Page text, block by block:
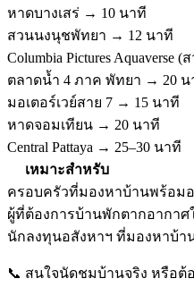
หาดบางเสร่ → 10 นาที
สวนนงนุชพัทยา → 12 นาที
Columbia Pictures
ตลาดน้ำ 4 ภาค พัทยา → 20 น
มอเตอร์เวย์สาย 7 → 15 นาที
หาดจอมเทียน → 20 นาที
Central Pattaya → 25–30 นาที
เหมาะสำหรับ
ครอบครัวที่มองหาบ้านพร้อมอ
ผู้ที่ต้องการบ้านพักตากอากาศ
นักลงทุนอสังหาฯ ที่มองหาบ้า
📞 สนใจนัดชมบ้านจริง หรือต้